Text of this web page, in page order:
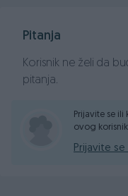
Parking senzori nazad i
Klima Digitalna
CD-MP3, Navigacija
Električna parking
ISOFIX - kopčanje za
Pitanja
Korisnik ne želi da
pitanja.
Prijavite se ili
ovog
Prijavite